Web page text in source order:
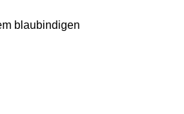
blaubindigen